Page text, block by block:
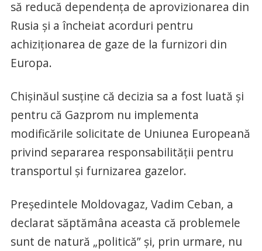
să reducă dependenţa de aprovizionarea din
Rusia şi a încheiat acorduri pentru
achiziţionarea de gaze de la furnizori din
Europa.
Chişinăul susţine că decizia sa a fost luată şi
pentru că Gazprom nu implementa
modificările solicitate de Uniunea Europeană
privind separarea responsabilităţii pentru
transportul şi furnizarea gazelor.
Preşedintele Moldovagaz, Vadim Ceban, a
declarat săptămâna aceasta că problemele
sunt de natură „politică” şi, prin urmare, nu